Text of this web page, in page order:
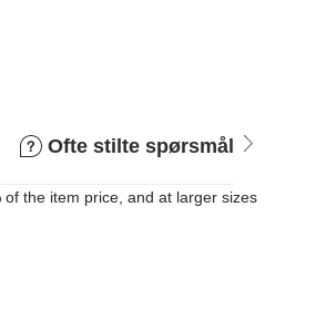
Ofte stilte spørsmål
the item price, and at larger sizes